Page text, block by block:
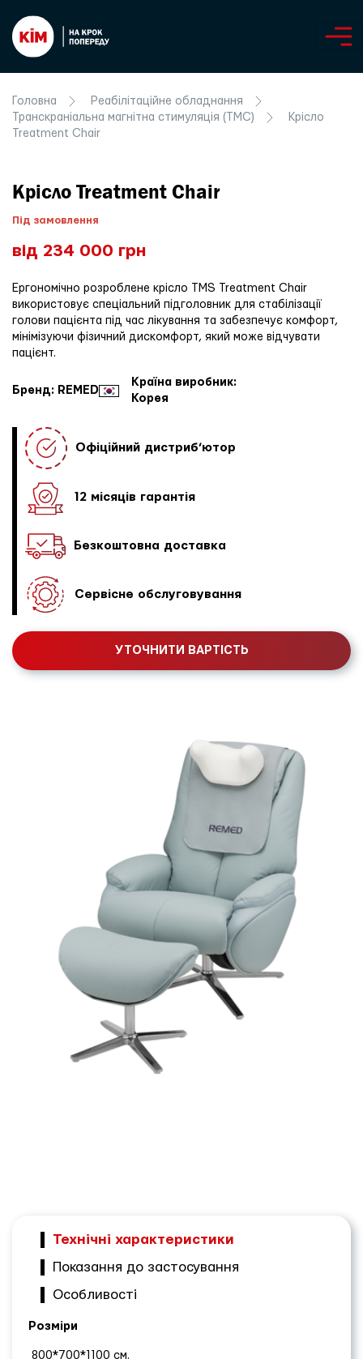
Головна
Реабілітаційне обладнання
Транскраніальна магнітна стимуляція (ТМС)
Крісло
Treatment Chair
Крісло Treatment Chair
Під замовлення
від 234 000 грн
Ергономічно розроблене крісло TMS Treatment Chair
використовує спеціальний підголовник для стабілізації
голови пацієнта під час лікування та забезпечує комфорт,
мінімізуючи фізичний дискомфорт, який може відчувати
пацієнт.
Бренд: REMED
Країна виробник:
Корея
Офіційний дистриб’ютор
12 місяців гарантія
Безкоштовна доставка
Сервісне обслуговування
УТОЧНИТИ ВАРТІСТЬ
Технічні характеристики
Показання до застосування
Особливості
Розміри
800*700*1100 см.